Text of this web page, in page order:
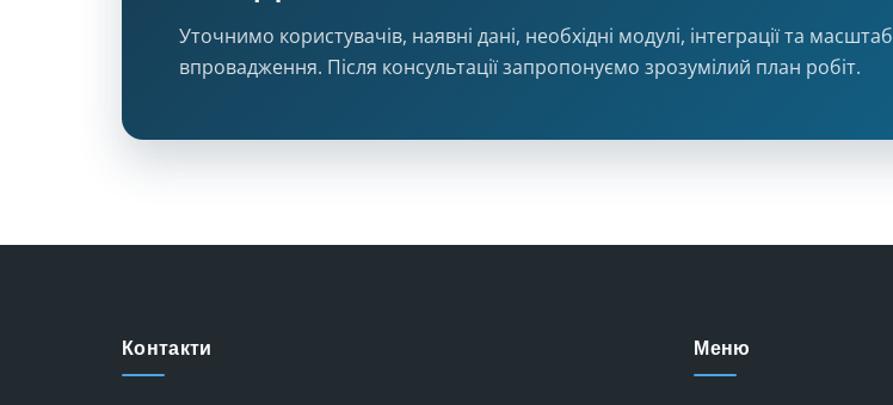
Уточнимо користувачів, наявні дані, необхідні модулі, інтеграції та масштаб
впровадження. Після консультації запропонуємо зрозумілий план робіт.
Контакти Меню